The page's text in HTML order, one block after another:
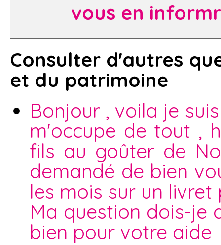
vous en
Consulter d'autres
et du patrimoine
Bonjour , voila je
m'occupe de tout ,
fils au goûter de
demandé de bien
les mois sur un
Ma question dois-je
bien pour votre aide